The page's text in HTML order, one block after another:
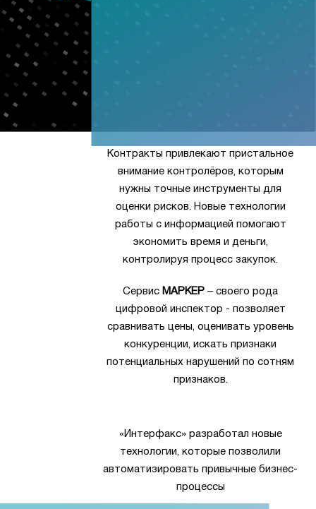
Контракты привлекают пристальное
внимание контролёров, которым
нужны точные инструменты для
оценки рисков. Новые технологии
работы с информацией помогают
экономить время и деньги,
контролируя процесс закупок.
Сервис МАРКЕР – своего рода
цифровой инспектор - позволяет
сравнивать цены, оценивать уровень
конкуренции, искать признаки
потенциальных нарушений по сотням
признаков.
«Интерфакс» разработал новые
технологии, которые позволили
автоматизировать привычные бизнес-
процессы